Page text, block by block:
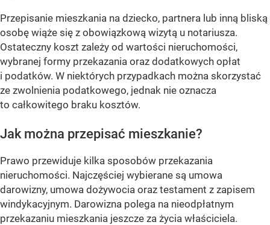
Przepisanie mieszkania na dziecko, partnera lub inną bliską
osobę wiąże się z obowiązkową wizytą u notariusza.
Ostateczny koszt zależy od wartości nieruchomości,
wybranej formy przekazania oraz dodatkowych opłat
i podatków. W niektórych przypadkach można skorzystać
ze zwolnienia podatkowego, jednak nie oznacza
to całkowitego braku kosztów.
Jak można przepisać mieszkanie?
Prawo przewiduje kilka sposobów przekazania
nieruchomości. Najczęściej wybierane są umowa
darowizny, umowa dożywocia oraz testament z zapisem
windykacyjnym. Darowizna polega na nieodpłatnym
przekazaniu mieszkania jeszcze za życia właściciela.